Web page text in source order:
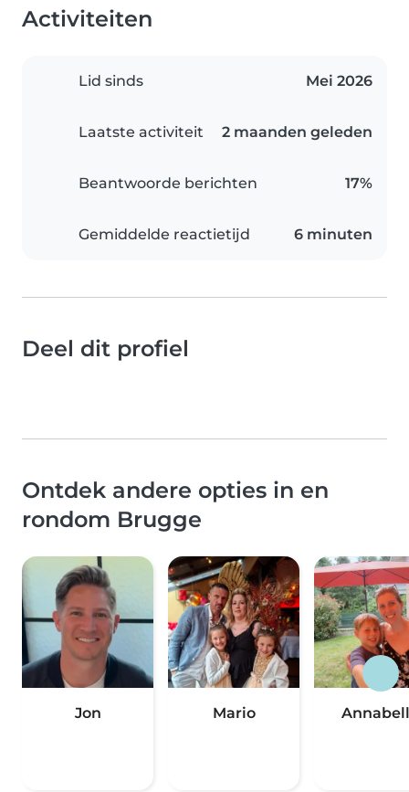
Activiteiten
Lid sinds Mei 2026
Laatste activiteit 2 maanden geleden
Beantwoorde berichten 17%
Gemiddelde reactietijd 6 minuten
Deel dit profiel
Ontdek andere opties in en
rondom Brugge
Jon Mario